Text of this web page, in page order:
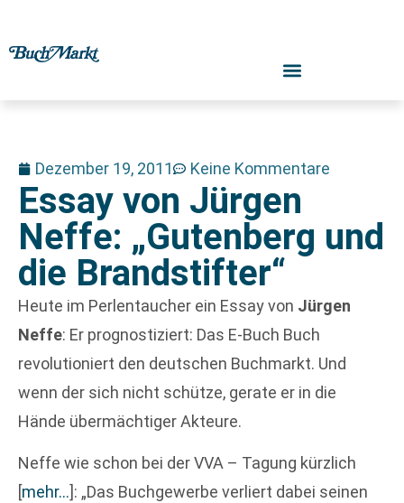
Dezember 19, 2011 Keine Kommentare
Essay von Jürgen
Neffe: „Gutenberg und
die Brandstifter“
Heute im Perlentaucher ein Essay von Jürgen
Neffe: Er prognostiziert: Das E-Buch Buch
revolutioniert den deutschen Buchmarkt. Und
wenn der sich nicht schütze, gerate er in die
Hände übermächtiger Akteure.
Neffe wie schon bei der VVA – Tagung kürzlich
[mehr…]: „Das Buchgewerbe verliert dabei seinen